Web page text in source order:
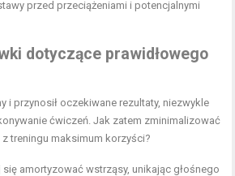
przed przeciążeniami i potencjalnymi
dotyczące prawidłowego
i przynosił oczekiwane rezultaty, niezwykle
ćwiczeń. Jak zatem zminimalizować
treningu maksimum korzyści?
amortyzować wstrząsy, unikając głośnego